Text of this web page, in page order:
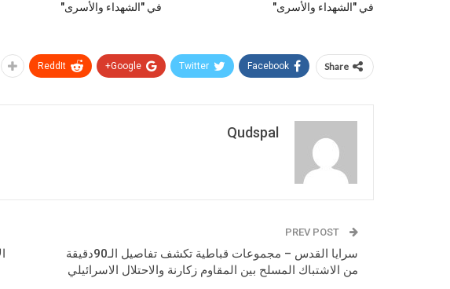
في "الشهداء والأسرى"
في "الشهداء والأسرى"
Share
Facebook
Twitter
Google+
ReddIt
Qudspal
سرايا القدس – مجموعات قباطية تكشف تفاصيل الـ90دقيقة
من الاشتباك المسلح بين المقاوم زكارنة والاحتلال الاسرائيلي